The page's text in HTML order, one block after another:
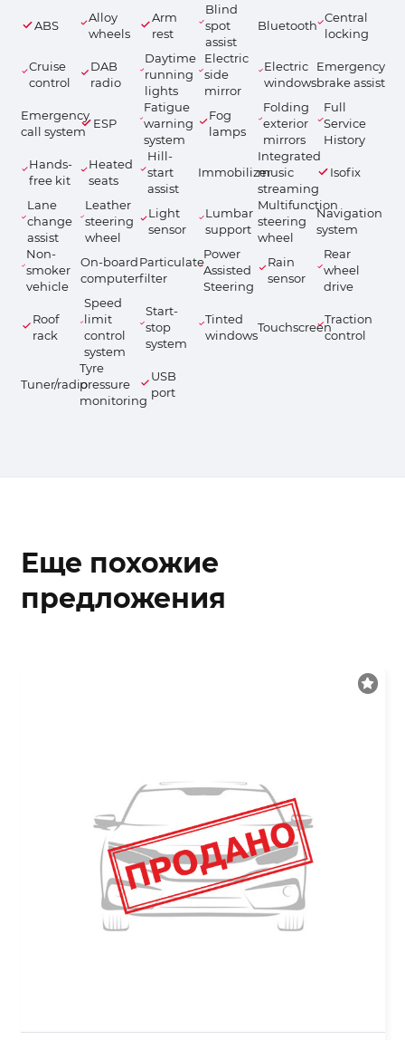
ABS
Alloy
wheels
Arm
rest
Blind
spot
assist
Bluetooth
Central
locking
Cruise
control
DAB
radio
Daytime
running
lights
Electric
side
mirror
Electric
windows
Emergency
brake assist
Emergency
call system
ESP
Fatigue
warning
system
Fog
lamps
Folding
exterior
mirrors
Full
Service
History
Hands-
free kit
Heated
seats
Hill-
start
assist
Immobilizer
Integrated
music
streaming
Isofix
Lane
change
assist
Leather
steering
wheel
Light
sensor
Lumbar
support
Multifunction
steering
wheel
Navigation
system
Non-
smoker
vehicle
On-board
computer
Particulate
filter
Power
Assisted
Steering
Rain
sensor
Rear
wheel
drive
Roof
rack
Speed
limit
control
system
Start-
stop
system
Tinted
windows
Touchscreen
Traction
control
Tuner/radio
Tyre
pressure
monitoring
USB
port
Еще похожие
предложения